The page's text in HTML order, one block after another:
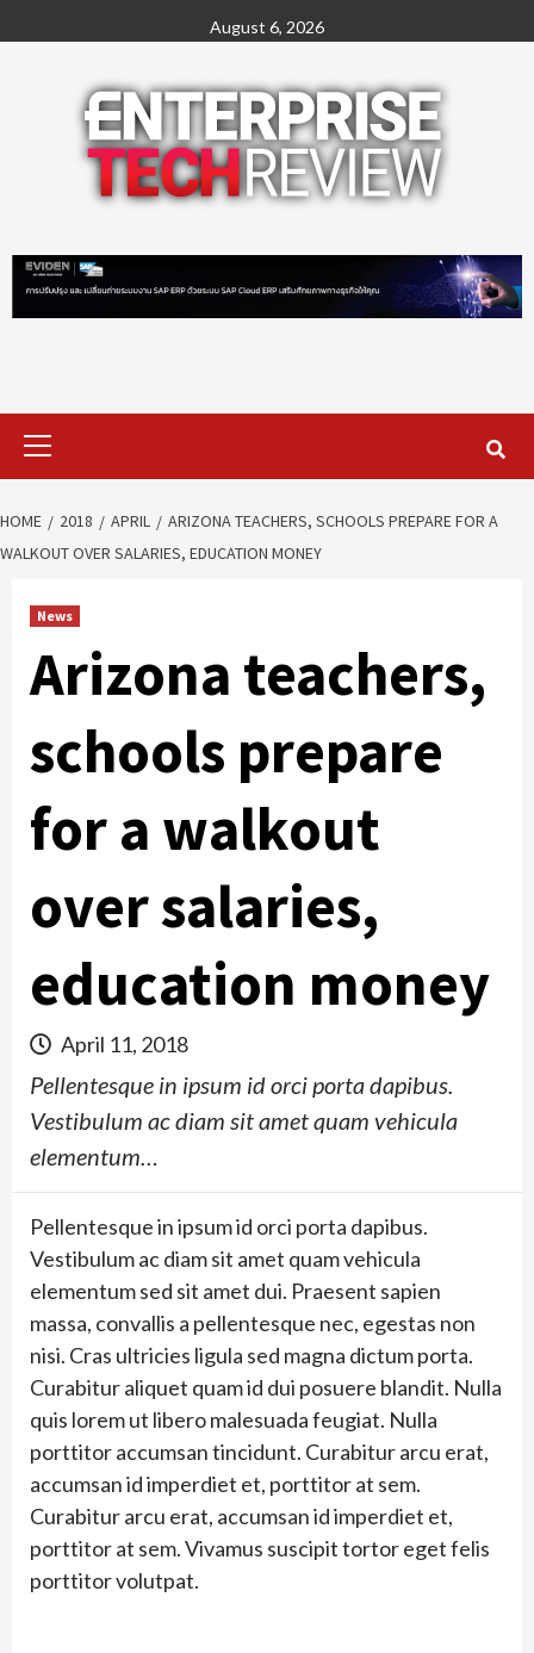
to
August 6, 2026
Primary
Menu
HOME 2018 APRIL
ARIZONA TEACHERS, SCHOOLS PREPARE FOR A
WALKOUT OVER SALARIES, EDUCATION MONEY
News
Arizona teachers,
schools prepare
for a walkout
over salaries,
education money
April 11, 2018
Pellentesque in ipsum id orci porta dapibus.
Vestibulum ac diam sit amet quam vehicula
elementum…
Pellentesque in ipsum id orci porta dapibus.
Vestibulum ac diam sit amet quam vehicula
elementum sed sit amet dui. Praesent sapien
massa, convallis a pellentesque nec, egestas non
nisi. Cras ultricies ligula sed magna dictum porta.
Curabitur aliquet quam id dui posuere blandit. Nulla
quis lorem ut libero malesuada feugiat. Nulla
porttitor accumsan tincidunt. Curabitur arcu erat,
accumsan id imperdiet et, porttitor at sem.
Curabitur arcu erat, accumsan id imperdiet et,
porttitor at sem. Vivamus suscipit tortor eget felis
porttitor volutpat.